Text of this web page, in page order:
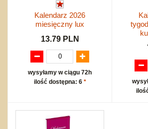
Kalendarz 2026
miesięczny lux
13.79 PLN
wysyłamy w ciągu 72h
ilość dostępna: 6 *